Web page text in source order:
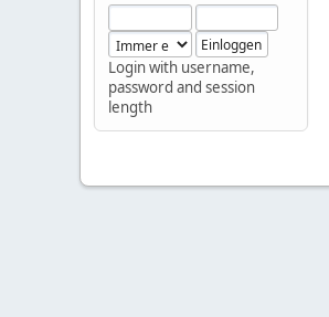
Login with username,
password and session
length